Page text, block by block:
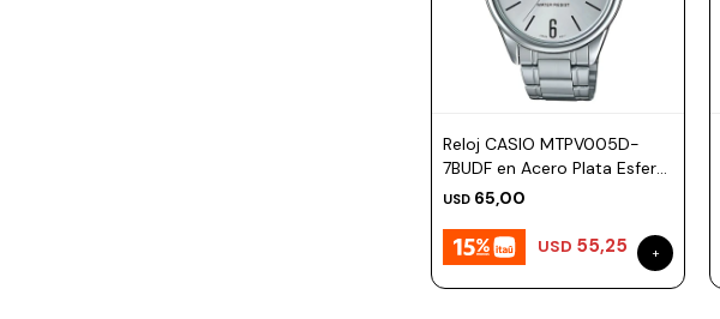
Reloj CASIO MTPV005D-
7BUDF en Acero Plata Esfera
47mm
USD 65,00
USD 55,25